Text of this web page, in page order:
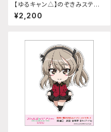
【ゆるキャン△】のぞきみステッ
カー (ちくわ)A4サイズ
¥2,200